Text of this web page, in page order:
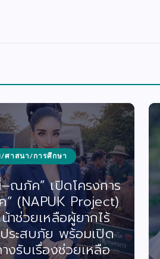
/ศาสนา/การศึกษา
ณภัค” เปิดโครงการ
(NAPUK Project)
าช่วยเหลือผู้ยากไร้
ระสบภัย พร้อมเปิด
งรับเรื่องช่วยเหลือ